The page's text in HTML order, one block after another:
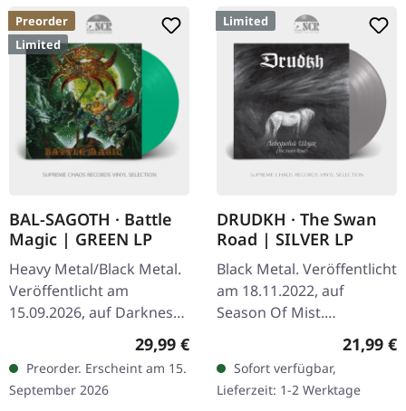
Preorder
Limited
BAL-SAGOTH · Battle
Magic | GREEN LP
Heavy Metal/Black Metal.
Veröffentlicht am
15.09.2026, auf Darkness
Shall Rise Productions.
Grünes Vinyl im Standard-
Cover. Inklusive 20-
seitigem…
Regulärer Preis:
29,99 €
Preorder. Erscheint am 15.
September 2026
Limited
DRUDKH · The Swan
Road | SILVER LP
Black Metal. Veröffentlicht
am 18.11.2022, auf
Season Of Mist.
Silberfarbenes Vinyl im
Standard-Cover. Limitiert
auf 500 Exemplare. "The
Swan Road,"…
21,99 €
Sofort verfügbar,
Lieferzeit: 1-2 Werktage